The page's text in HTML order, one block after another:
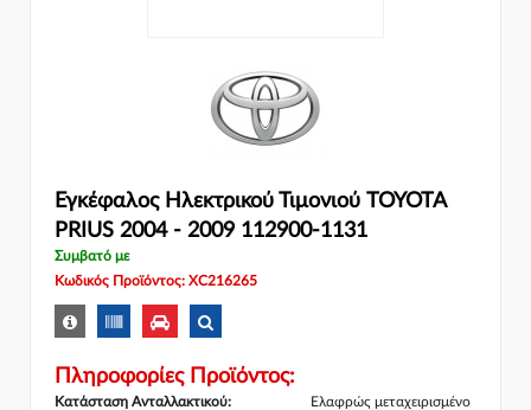
Εγκέφαλος Ηλεκτρικού Τιμονιού TOYOTA
PRIUS 2004 - 2009 112900-1131
Συμβατό με
Κωδικός Προϊόντος: XC216265
Πληροφορίες Προϊόντος:
Κατάσταση Ανταλλακτικού:
Ελαφρώς μεταχειρισμένο